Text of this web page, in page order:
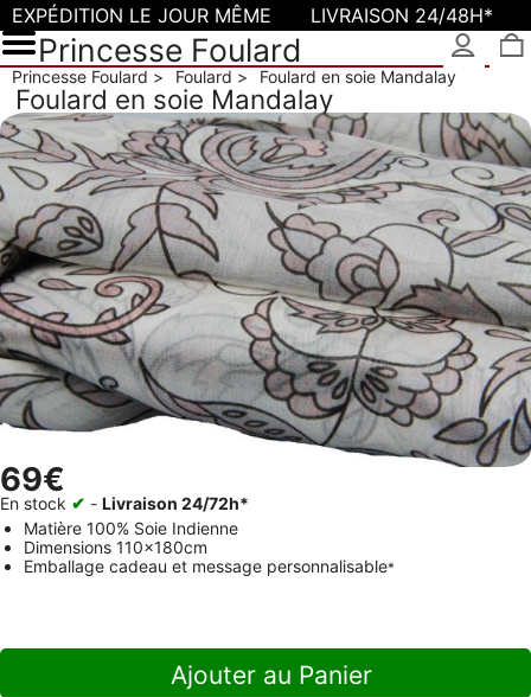
Princesse Foulard
Princesse Foulard Foulard Foulard en soie Mandalay
Foulard en soie Mandalay
69€
En stock ✔ - Livraison 24/72h*
Matière 100% Soie Indienne
Dimensions 110x180cm
Emballage cadeau et message personnalisable*
Ajouter au Panier
EXPÉDITION LE JOUR MÊME LIVRAISON 24/48H*